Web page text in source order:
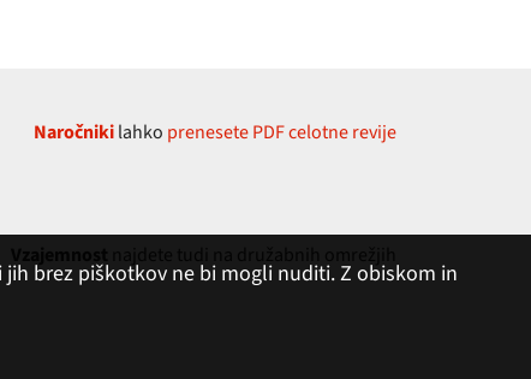
Naročnikilahko prenesete PDF celotne revije
brez piškotkov ne bi mogli nuditi. Z obiskom in